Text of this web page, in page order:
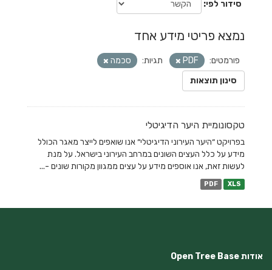
סידור לפי
נמצא פריטי מידע אחד
פורמטים: PDF תגיות:
סכמה
סינון תוצאות
טקסונומיית היער הדיגיטלי
בפרויקט ״היער העירוני הדיגיטלי״ אנו שואפים לייצר מאגר הכולל
מידע על כלל העצים השונים במרחב העירוני בישראל. על מנת
לעשות זאת, אנו אוספים מידע על עצים ממגוון מקורות שונים -...
PDF XLS
אודות Open Tree Base